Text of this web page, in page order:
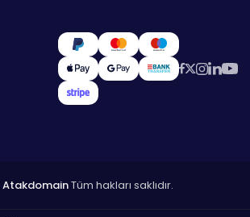
AtakdomainTüm hakları saklıdır.